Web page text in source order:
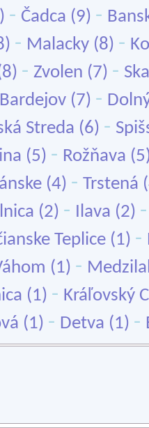
- Čadca (9) -
- Malacky (8) -
- Zvolen (7) -
Bardejov (7) -
Streda (6) -
(5) - Rožňava
(4) - Trstená
(2) - Ilava (2)
Teplice (1) -
(1) -
(1) - Kráľovský
(1) - Detva (1) -